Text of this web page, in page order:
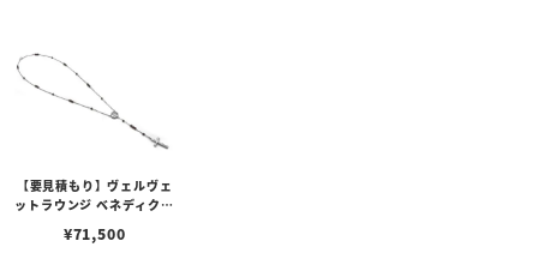
【要見積もり】ヴェルヴェ
ットラウンジ ベネディクシ
ト
¥71,500